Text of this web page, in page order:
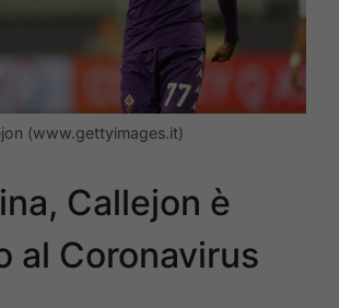
(www.gettyimages.it)
Callejon è
al Coronavirus